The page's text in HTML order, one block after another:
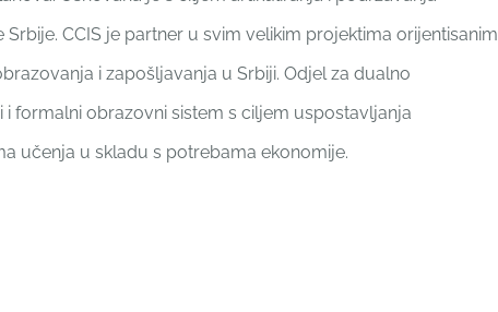
CCIS je partner u svim velikim projektima orijentisanim
i zapošljavanja u Srbiji. Odjel za dualno
formalni obrazovni sistem s ciljem uspostavljanja
učenja u skladu s potrebama ekonomije.